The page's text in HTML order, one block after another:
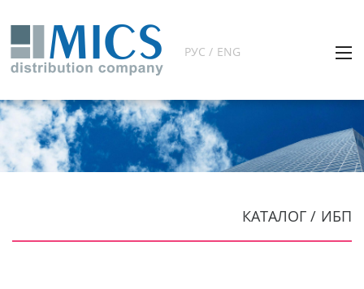
РУС / ENG
КАТАЛОГ / ИБП